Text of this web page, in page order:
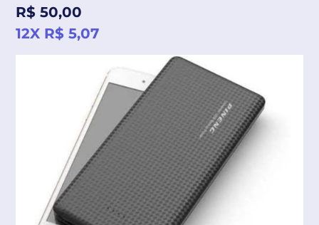
Preço
normal
R$ 50,00
12X R$ 5,07